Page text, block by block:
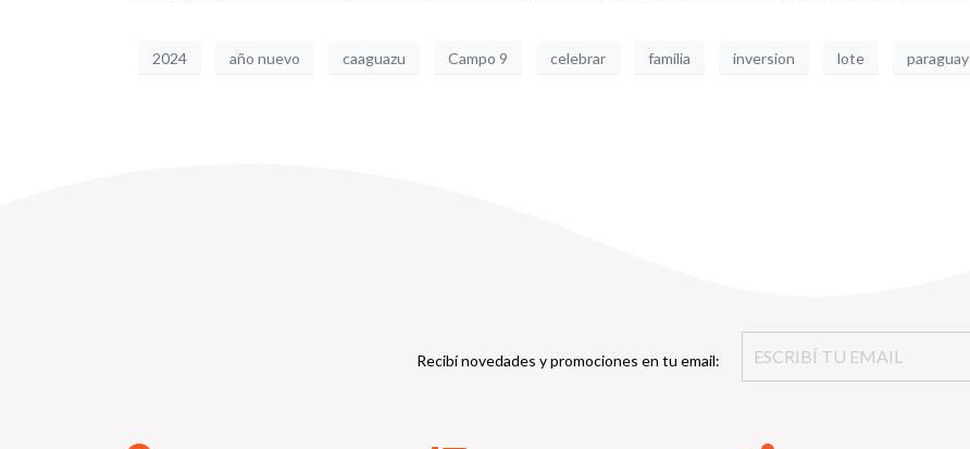
2024 año nuevo caaguazu Campo 9 celebrar familia inversion lote paraguay
Recibí novedades y promociones en tu email: